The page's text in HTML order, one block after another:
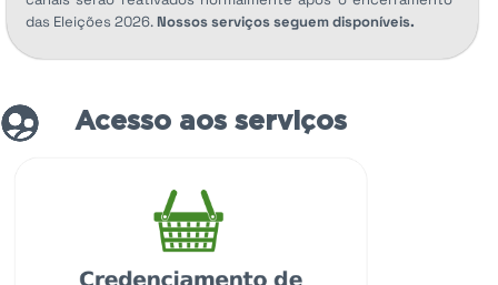
das Eleições 2026. Nossos serviços seguem disponíveis.
Acesso aos serviços